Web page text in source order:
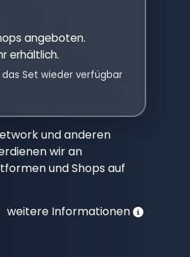
angeboten.
erhältlich.
Set wieder verfügbar
und anderen
wir an
und Shops auf
weitere Informationen